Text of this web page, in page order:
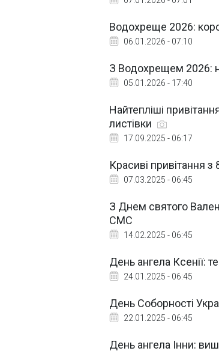
Водохреще 2026:
06.01.2026 - 07:10
З Водохрещем 2026:
05.01.2026 - 17:40
Найтепліші
листівки
17.09.2025 - 06:17
Красиві привітання
07.03.2025 - 06:45
З Днем святого
СМС
14.02.2025 - 06:45
День ангела Ксенії:
24.01.2025 - 06:45
День Соборності
22.01.2025 - 06:45
День ангела Інни: